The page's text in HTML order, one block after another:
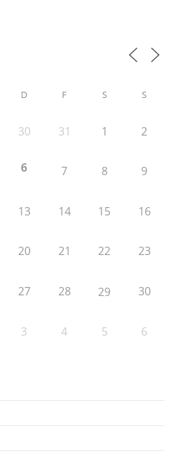
D F S S
30 31 1 2
6 7 8 9
13 14 15 16
20 21 22 23
27 28 29 30
3 4 5 6